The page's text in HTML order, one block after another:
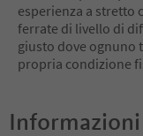
25
26
27
28
31
esperienza a stretto
ferrate di livello di
giusto dove ognuno
propria condizione